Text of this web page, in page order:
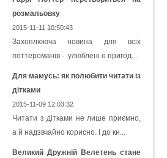
розмальовку
2015-11-11 10:50:43
Захоплююча новина для всіх
поттероманів - улюблені о пригод...
Для мамусь: як полюбити читати із
дітками
2015-11-09 12:03:32
Читати з дітками не лише приємно,
а й надзвчайно корисно. І до кн...
Великий Дружній Велетень стане